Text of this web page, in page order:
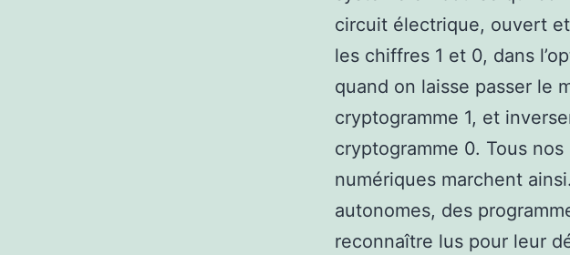
circuit électrique, ouvert
les chiffres 1 et 0, dans
quand on laisse passer le
cryptogramme 1, et
cryptogramme 0. Tous
numériques marchent
autonomes, des
reconnaître lus pour leur